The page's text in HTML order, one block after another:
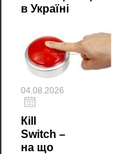
в Україні
04.08.2026
Кill
Switch –
на що